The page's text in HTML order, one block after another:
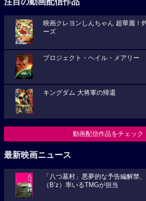
注目の動画配信作品
映画クレヨンしんちゃん 超華麗！
ーズ
プロジェクト・ヘイル・メアリー
キングダム 大将軍の帰還
動画配信作品をチェック
最新映画ニュース
「八つ墓村」悪夢的な予告編解禁
（B’z）率いるTMGが担当